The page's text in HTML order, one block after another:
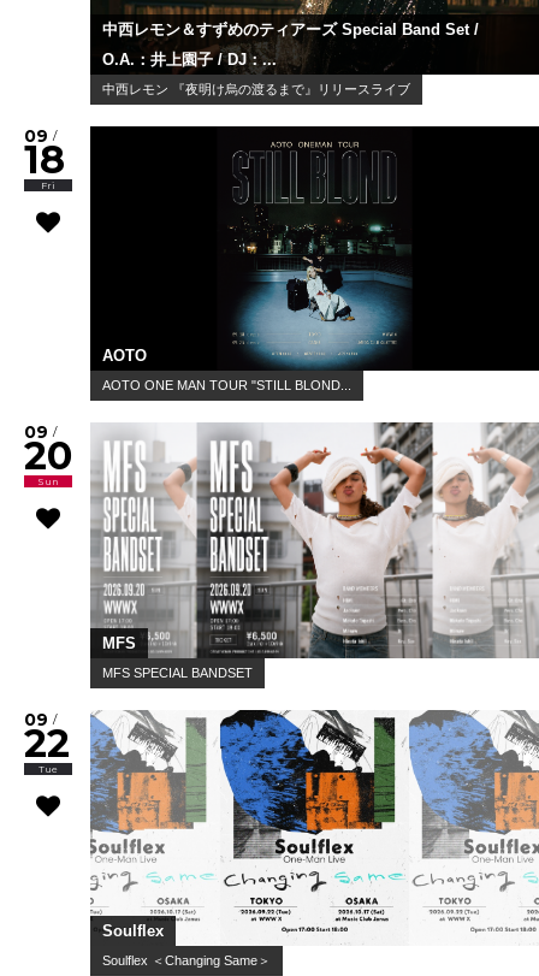
中西レモン＆すずめのティアーズ Special Band Set /
O.A.：井上園子 / DJ：...
中西レモン 『夜明け烏の渡るまで』リリースライブ
09 /
18
Fri
AOTO
AOTO ONE MAN TOUR "STILL BLOND...
09 /
20
Sun
MFS
MFS SPECIAL BANDSET
09 /
22
Tue
Soulflex
Soulflex ＜Changing Same＞